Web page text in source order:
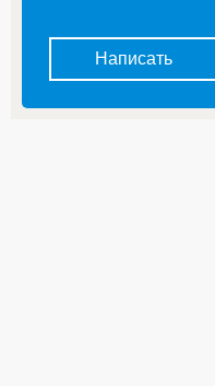
Написать